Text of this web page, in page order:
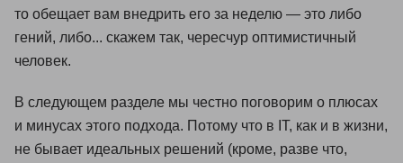
то обещает вам внедрить его за неделю — это либо
гений, либо... скажем так, чересчур оптимистичный
человек.
В следующем разделе мы честно поговорим о плюсах
и минусах этого подхода. Потому что в IT, как и в жизни,
не бывает идеальных решений (кроме, разве что,